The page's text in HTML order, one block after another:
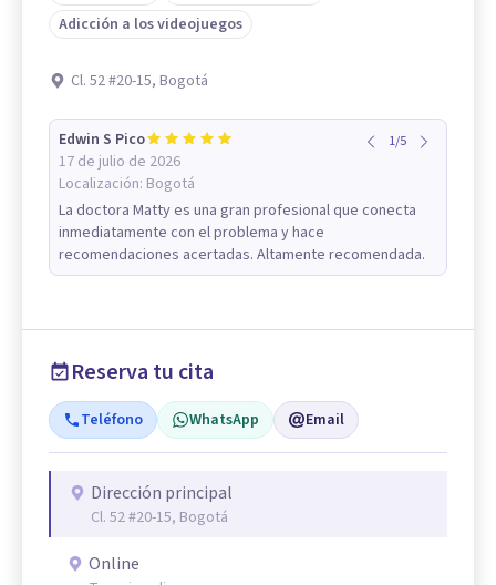
Adicción a los videojuegos
Cl. 52 #20-15, Bogotá
Edwin S Pico
17 de julio de 2026
Localización: Bogotá
1/5
La doctora Matty es una gran profesional que conecta
inmediatamente con el problema y hace
recomendaciones acertadas. Altamente recomendada.
Reserva tu cita
Teléfono WhatsApp Email
Dirección principal
Cl. 52 #20-15, Bogotá
Online